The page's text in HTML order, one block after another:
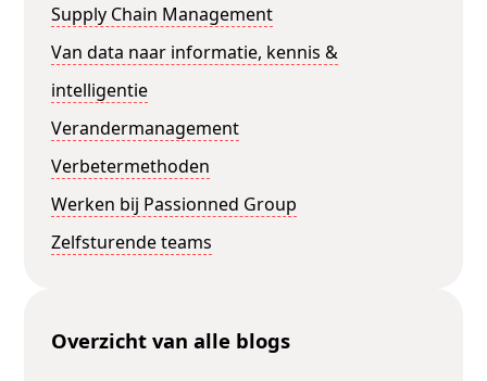
Supply Chain Management
Van data naar informatie, kennis &
intelligentie
Verandermanagement
Verbetermethoden
Werken bij Passionned Group
Zelfsturende teams
Overzicht van alle blogs